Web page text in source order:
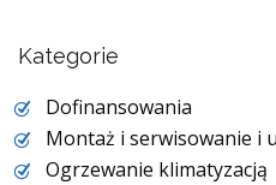
Kategorie
Dofinansowania
Montaż i serwisowanie i
Ogrzewanie klimatyzacją